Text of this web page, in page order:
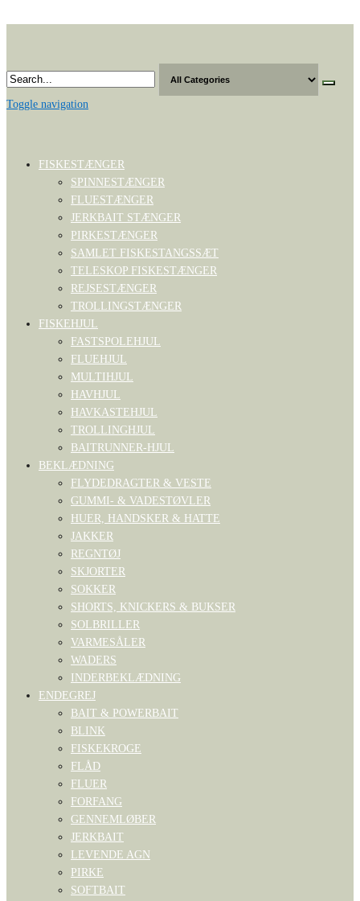
content
Toggle navigation
FISKESTÆNGER
SPINNESTÆNGER
FLUESTÆNGER
JERKBAIT STÆNGER
PIRKESTÆNGER
SAMLET FISKESTANGSSÆT
TELESKOP FISKESTÆNGER
REJSESTÆNGER
TROLLINGSTÆNGER
FISKEHJUL
FASTSPOLEHJUL
FLUEHJUL
MULTIHJUL
HAVHJUL
HAVKASTEHJUL
TROLLINGHJUL
BAITRUNNER-HJUL
BEKLÆDNING
FLYDEDRAGTER & VESTE
GUMMI- & VADESTØVLER
HUER, HANDSKER & HATTE
JAKKER
REGNTØJ
SKJORTER
SOKKER
SHORTS, KNICKERS & BUKSER
SOLBRILLER
VARMESÅLER
WADERS
INDERBEKLÆDNING
ENDEGREJ
BAIT & POWERBAIT
BLINK
FISKEKROGE
FLÅD
FLUER
FORFANG
GENNEMLØBER
JERKBAIT
LEVENDE AGN
PIRKE
SOFTBAIT